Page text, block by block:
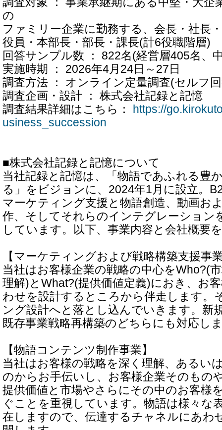
の
ファミリー企業に勤務する、会長・社長
役員・本部長・部長・課長(計6役職階層)
回答サンプル数 ： 822名(経営層405名、
実施時期 ： 2026年4月24日～27日
調査方法 ： オンライン定量調査(セルフ
調査企画・設計 ： 株式会社記録と記憶
調査結果詳細はこちら：
https://
usiness_succession
■株式会社記録と記憶について
当社記録と記憶は、「物語であふれる豊
る」をビジョンに、2024年1月に設立。
マーケティング支援と物語創造、動画お
作、そしてそれらのインテグレーション
しています。以下、事業内容と会社概要
【マーケティングおよび戦略構築支援事
当社はお客様企業の戦略の中心をWho?(
理解)とWhat?(提供価値定義)におき、お
わせを設計するところから伴走します。
ング設計へと落とし込んでいきます。新
既存事業戦略再構築のどちらにも対応し
【物語コンテンツ制作事業】
当社はお客様の戦略を深く理解、あるい
のからお手伝いし、お客様企業そのもの
提供価値と市場やさらにその中のお客様
ぐことを重視しています。物語は様々な
在しますので、伝達するチャネルにあわ